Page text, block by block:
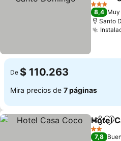
Ver
3 Estrellas
8,4
Santo
De $ 110.263
Mira precios de 7 páginas
Hotel
2 Estrellas
7,8